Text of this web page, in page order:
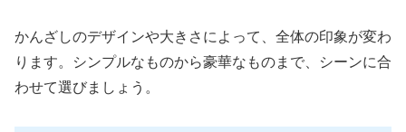
かんざしのデザインや大きさによって、全体の印象が変わ
ります。シンプルなものから豪華なものまで、シーンに合
わせて選びましょう。